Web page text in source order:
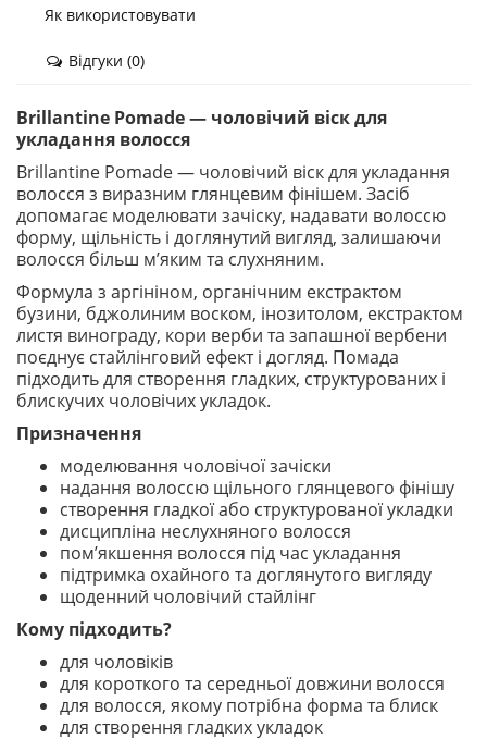
Як використовувати
Відгуки (0)
Brillantine Pomade — чоловічий віск для
укладання волосся
Brillantine Pomade — чоловічий віск для укладання
волосся з виразним глянцевим фінішем. Засіб
допомагає моделювати зачіску, надавати волоссю
форму, щільність і доглянутий вигляд, залишаючи
волосся більш м’яким та слухняним.
Формула з аргініном, органічним екстрактом
бузини, бджолиним воском, інозитолом, екстрактом
листя винограду, кори верби та запашної вербени
поєднує стайлінговий ефект і догляд. Помада
підходить для створення гладких, структурованих і
блискучих чоловічих укладок.
Призначення
моделювання чоловічої зачіски
надання волоссю щільного глянцевого фінішу
створення гладкої або структурованої укладки
дисципліна неслухняного волосся
пом’якшення волосся під час укладання
підтримка охайного та доглянутого вигляду
щоденний чоловічий стайлінг
Кому підходить?
для чоловіків
для короткого та середньої довжини волосся
для волосся, якому потрібна форма та блиск
для створення гладких укладок